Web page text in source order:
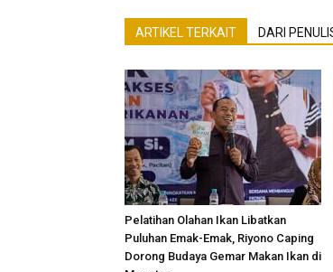
ARTIKEL TERKAIT DARI
Pelatihan Olahan Ikan Libatkan
Puluhan Emak-Emak, Riyono Caping
Dorong Budaya Gemar Makan Ikan di